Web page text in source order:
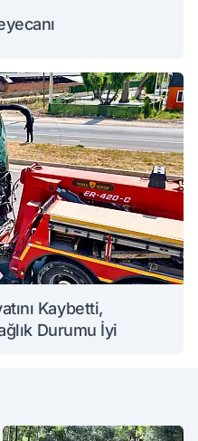
Kaybetti,
Durumu İyi